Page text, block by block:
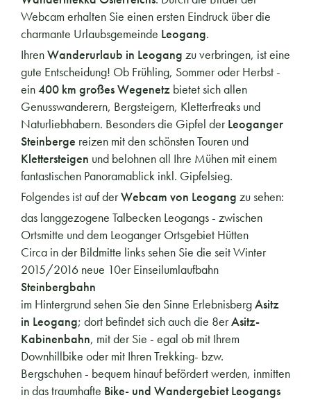
Webcam erhalten Sie einen ersten Eindruck über die
charmante Urlaubsgemeinde Leogang.
IhrenWanderurlaub in Leogang zu verbringen, ist eine
gute Entscheidung! Ob Frühling, Sommer oder Herbst -
ein400 km großes Wegenetz bietet sich allen
Genusswanderern, Bergsteigern, Kletterfreaks und
Naturliebhabern. Besonders die Gipfel derLeoganger
Steinberge reizen mit den schönsten Touren und
Klettersteigen und belohnen all Ihre Mühen mit einem
fantastischen Panoramablick inkl. Gipfelsieg.
Folgendes ist auf derWebcam von Leogang zu sehen:
das langgezogene Talbecken Leogangs - zwischen
Ortsmitte und dem Leoganger Ortsgebiet Hütten
Circa in der Bildmitte links sehen Sie die seit Winter
2015/2016 neue 10er Einseilumlaufbahn
Steinbergbahn
im Hintergrund sehen Sie den Sinne ErlebnisbergAsitz
in Leogang; dort befindet sich auch die 8erAsitz-
Kabinenbahn, mit der Sie - egal ob mit Ihrem
Downhillbike oder mit Ihren Trekking- bzw.
Bergschuhen - bequem hinauf befördert werden, inmitten
in das traumhafte Bike- und Wandergebiet Leogangs